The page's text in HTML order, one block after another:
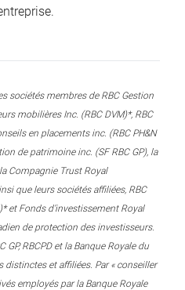
sociétés membres de RBC Gestion
mobilières Inc. (RBC DVM)*, RBC
en placements inc. (RBC PH&N
de patrimoine inc. (SF RBC GP), la
Compagnie Trust Royal
que leurs sociétés affiliées, RBC
et Fonds d’investissement Royal
de protection des investisseurs.
GP, RBCPD et la Banque Royale du
et affiliées. Par « conseiller
employés par la Banque Royale